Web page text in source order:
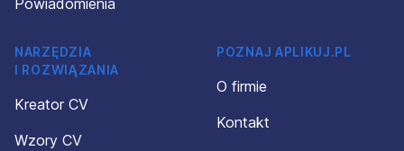
Powiadomienia
NARZĘDZIA
I ROZWIĄZANIA
Kreator CV
Wzory CV
POZNAJ APLIKUJ.PL
O firmie
Kontakt